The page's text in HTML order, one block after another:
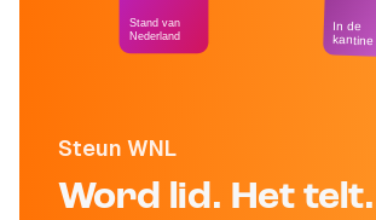
Steun WNL
Word lid. Het telt.
Stand van
Nederland
In de
kantine